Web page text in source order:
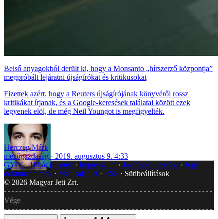
Belső anyagokból derült ki, hogy a Monsanto „hírszerző központja”
megpróbált lejáratni újságírókat és kritikusokat
Fizettek azért, hogy a Reuters újságírójának könyvéről rossz
kritikákat írjanak, és a Google-keresések találatai között ezek
legyenek elöl, de még Neil Youngot is megfigyelték.
Herczeg Márk
mezőgazdaság
2019. augusztus 9. 4:33
GYIK Hibát jelentek Impresszum Javítások kezelése
Jogi
dokumentumok
Médiaajánlat RSS
Sütibeállítások
© 2026 Magyar Jeti Zrt.
Vége